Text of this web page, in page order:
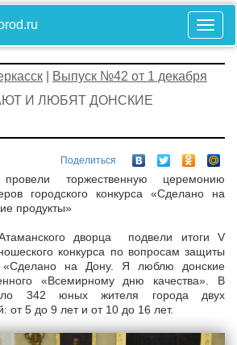
Выпуск №42 от 1 декабря
И ЛЮБЯТ ДОНСКИЕ
Поделиться
торжественную церемонию
городского конкурса «Сделано на
продукты»
дворца подвели итоги V
конкурса по вопросам защиты
«Сделано на Дону. Я люблю донские
«Всемирному дню качества». В
342 юных жителя города двух
от 5 до 9 лет и от 10 до 16 лет.